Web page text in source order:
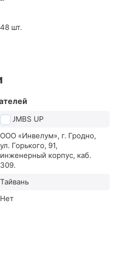
шт.
THUMBS UP
ООО «Инвелум», г. Гродно,
ул. Горького, 91,
инженерный корпус, каб.
309.
Тайвань
Нет